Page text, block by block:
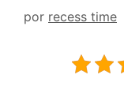
por recess time